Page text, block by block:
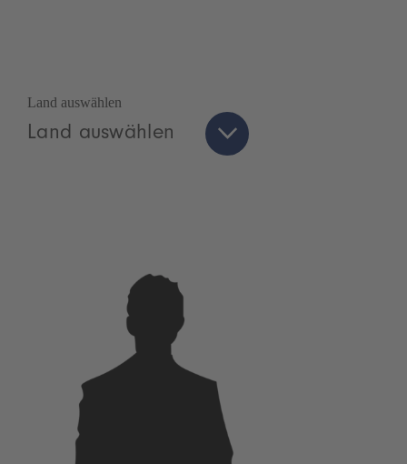
Land auswählen
Land auswählen